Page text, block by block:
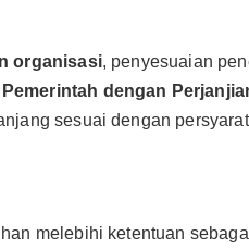
organisasi, penyesuaian
dengan
sesuai dengan
melebihi ketentuan